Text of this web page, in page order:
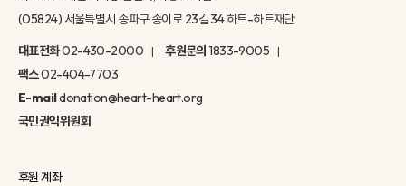
(05824) 서울특별시 송파구 송이로 23길 34 하트-하트재단
대표전화02-430-2000 후원문의1833-9005
팩스02-404-7703
E-maildonation@heart-heart.org
국민권익위원회
후원 계좌